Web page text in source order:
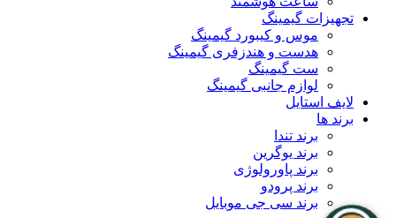
تجهیزات گیمینگ
موس و کیبورد گیمینگ
هدست و هندزفری گیمینگ
ست گیمینگ
لوازم جانبی گیمینگ
لایف استایل
برند ها
برند تندا
برند یوگرین
برند پاورولوژی
برند پرودو
برند سی جی موبایل